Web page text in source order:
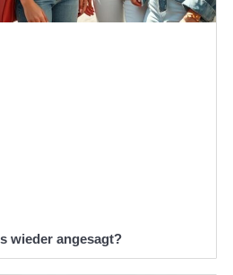
wieder angesagt?